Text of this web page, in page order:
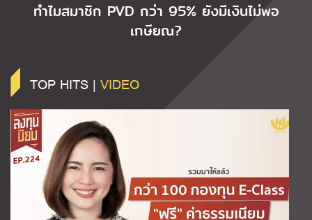
ทำไมสมาชิก PVD กว่า 95% ยังมีเงินไม่พอ
เกษียณ?
TOP HITS | VIDEO